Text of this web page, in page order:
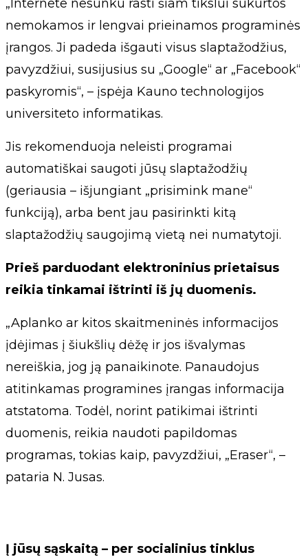
„Internete nesunku rasti šiam tikslui sukurtos
nemokamos ir lengvai prieinamos programinės
įrangos. Ji padeda išgauti visus slaptažodžius,
pavyzdžiui, susijusius su „Google“ ar „Facebook“
paskyromis“, – įspėja Kauno technologijos
universiteto informatikas.
Jis rekomenduoja neleisti programai
automatiškai saugoti jūsų slaptažodžių
(geriausia – išjungiant „prisimink mane“
funkciją), arba bent jau pasirinkti kitą
slaptažodžių saugojimą vietą nei numatytoji.
Prieš parduodant elektroninius prietaisus
reikia tinkamai ištrinti iš jų duomenis.
„Aplanko ar kitos skaitmeninės informacijos
įdėjimas į šiukšlių dėžę ir jos išvalymas
nereiškia, jog ją panaikinote. Panaudojus
atitinkamas programines įrangas informacija
atstatoma. Todėl, norint patikimai ištrinti
duomenis, reikia naudoti papildomas
programas, tokias kaip, pavyzdžiui, „Eraser“, –
pataria N. Jusas.
Į jūsų sąskaitą – per socialinius tinklus